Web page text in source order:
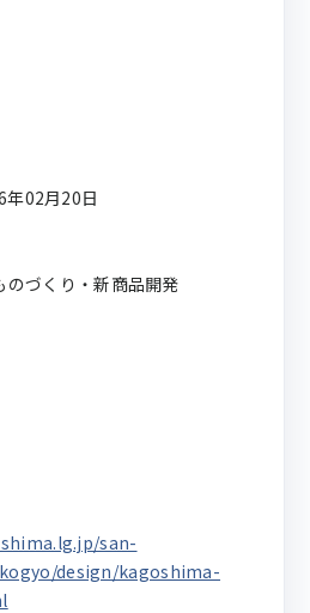
02月20日
づくり・新商品開発
san-
design/kagoshima-